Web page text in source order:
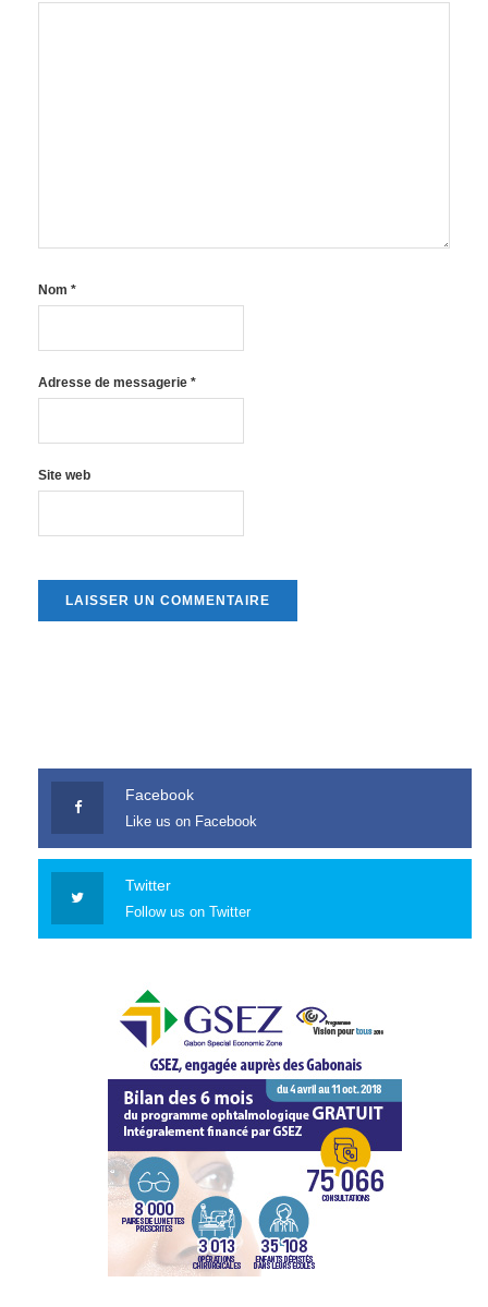
Nom *
Adresse de messagerie *
Site web
Facebook
Like us on Facebook
Twitter
Follow us on Twitter